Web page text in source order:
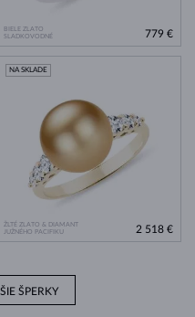
BIELE ZLATO
SLADKOVODNÉ
779 €
ŽLTÉ ZLATO & DIAMANT
JUŽNÉHO PACIFIKU
NA SKLADE
2 518 €
ŠPERKY